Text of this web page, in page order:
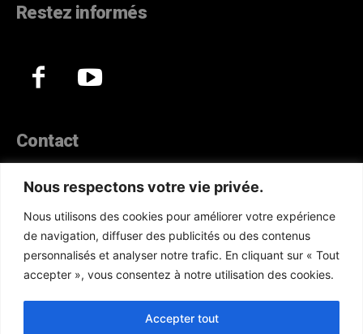
Nous respectons votre vie privée.
Nous utilisons des cookies pour améliorer votre expérience
de navigation, diffuser des publicités ou des contenus
personnalisés et analyser notre trafic. En cliquant sur « Tout
accepter », vous consentez à notre utilisation des cookies.
Accepter tout
Restez informés
Contact
Téléphone :(+221) 70 330 86 87‬
WhatsApp : (+33) 6 52 17 85 46
E-mail : redaction@atlanticactu.com
E-mail : commercial@atlanticactu.com
Nous écrire Qui sommes-nous ?